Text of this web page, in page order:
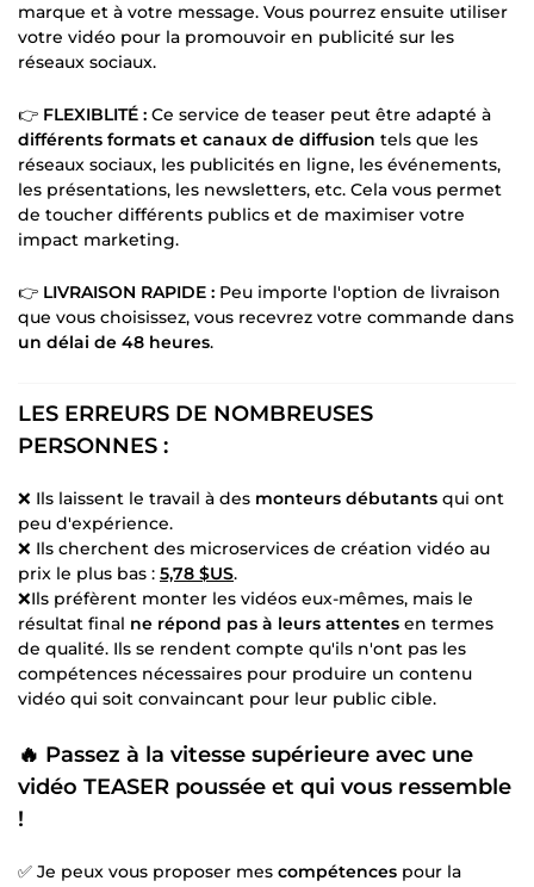
marque et à votre message. Vous pourrez ensuite utiliser
votre vidéo pour la promouvoir en publicité sur les
réseaux sociaux.
👉 FLEXIBLITÉ : Ce service de teaser peut être adapté à
différents formats et canaux de diffusion tels que les
réseaux sociaux, les publicités en ligne, les événements,
les présentations, les newsletters, etc. Cela vous permet
de toucher différents publics et de maximiser votre
impact marketing.
👉 LIVRAISON RAPIDE : Peu importe l'option de livraison
que vous choisissez, vous recevrez votre commande dans
un délai de 48 heures.
LES ERREURS DE NOMBREUSES
PERSONNES :
❌ Ils laissent le travail à des monteurs débutants qui ont
peu d'expérience.
❌ Ils cherchent des microservices de création vidéo au
prix le plus bas : 5,78 $US.
❌Ils préfèrent monter les vidéos eux-mêmes, mais le
résultat final ne répond pas à leurs attentes en termes
de qualité. Ils se rendent compte qu'ils n'ont pas les
compétences nécessaires pour produire un contenu
vidéo qui soit convaincant pour leur public cible.
🔥 Passez à la vitesse supérieure avec une
vidéo TEASER poussée et qui vous ressemble
!
✅ Je peux vous proposer mes compétences pour la